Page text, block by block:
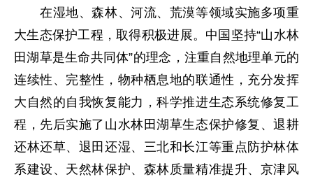
在湿地、森林、河流、荒漠等领域实施多项重
大生态保护工程，取得积极进展。中国坚持“山水林
田湖草是生命共同体”的理念，注重自然地理单元的
连续性、完整性，物种栖息地的联通性，充分发挥
大自然的自我恢复能力，科学推进生态系统修复工
程，先后实施了山水林田湖草生态保护修复、退耕
还林还草、退田还湿、三北和长江等重点防护林体
系建设、天然林保护、森林质量精准提升、京津风